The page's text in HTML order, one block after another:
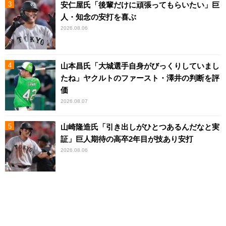
安仁屋氏「後輩だけに頑張ってもらいたい」巨
人・知念の安打を喜ぶ
2026.08.06
山本昌氏「大城選手自身がびっくりしていまし
たね」ヤクルトのファースト・澤井の判断を評
価
2026.08.07
山崎隆造氏「引き出しがひとつあるんだなと実
証」巨人期待の高卒2年目が技あり安打
2026.08.06